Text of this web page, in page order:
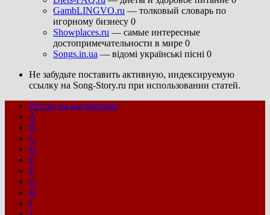
GambLINGVO.ru — толковый словарь по
игорному бизнесу 0
Showplaces.ru — самые интересные
достопримечательности в мире 0
Songs.in.ua — відомі українські пісні 0
Не забудьте поставить активную, индексируемую
ссылку на Song-Story.ru при использовании статей.
Песни на английском
A
B
C
D
E
F
G
H
I